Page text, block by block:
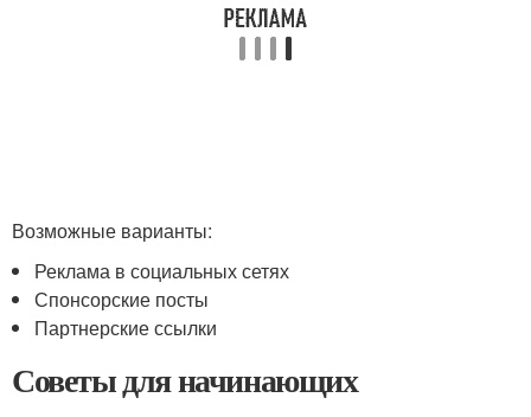
Возможные варианты:
Реклама в социальных сетях
Спонсорские посты
Партнерские ссылки
Советы для начинающих